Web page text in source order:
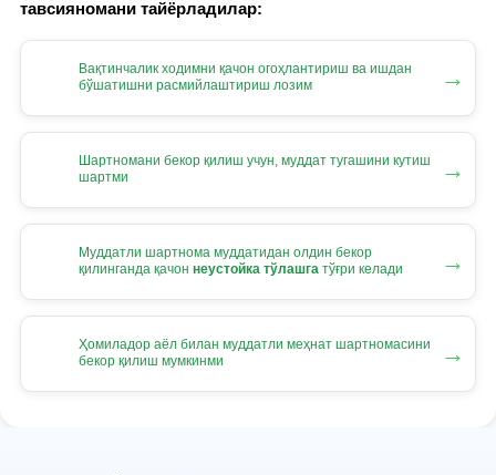
тавсияномани тайёрладилар:
Вақтинчалик ходимни қачон огоҳлантириш ва ишдан
бўшатишни расмийлаштириш лозим
→
Шартномани бекор қилиш учун, муддат тугашини кутиш
шартми
→
Муддатли шартнома муддатидан олдин бекор
қилинганда қачон неустойка тўлашга тўғри келади →
Ҳомиладор аёл билан муддатли меҳнат шартномасини
бекор қилиш мумкинми
→